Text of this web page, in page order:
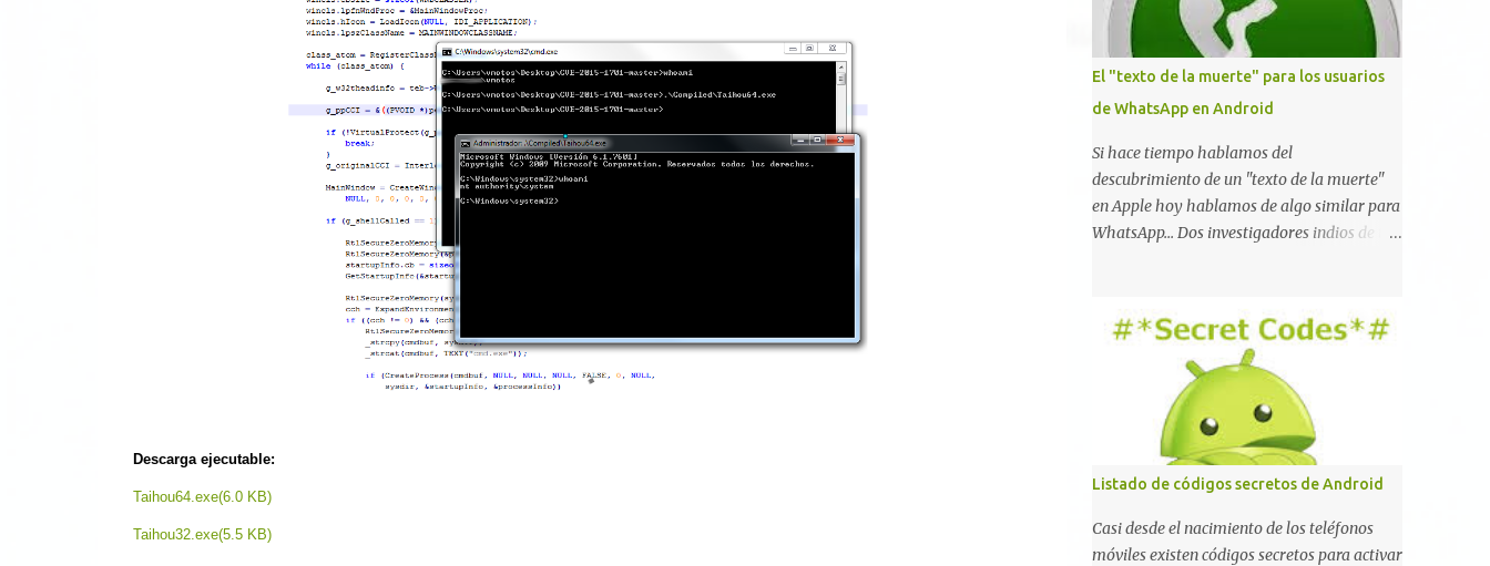
Descarga ejecutable:
Taihou64.exe(6.0 KB)
Taihou32.exe(5.5 KB)
El "texto de la muerte" para los usuarios
de WhatsApp en Android
Si hace tiempo hablamos del
descubrimiento de un "texto de la muerte"
en Apple hoy hablamos de algo similar para
WhatsApp... Dos investigadores indios de tan
que la aplicación se detenga por completo al
intentar leer un sólo mensaje de 2000
caracteres especiales y tan sólo 2 KB de
tamaño. La vulnerabilidad ha sido probada
y funciona correctamente en la mayoría de
las versiones de Android y de WhatsApp
incluyendo la 2.11.431 y 2.11.432. Sin embargo
todavía no se ha probado en iOS y Windows
no parece ser vulnerable. Esto podría
provocar que se extienda como una pesada
Listado de códigos secretos de Android
Casi desde el nacimiento de los teléfonos
móviles existen códigos secretos para activar